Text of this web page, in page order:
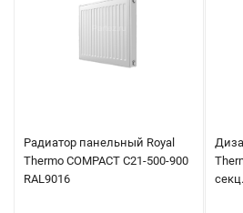
Радиатор панельный Royal
Thermo COMPACT C21-500-900
RAL9016